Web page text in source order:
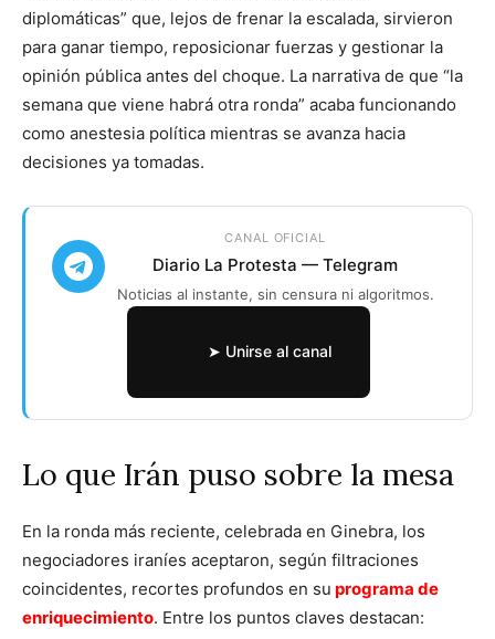
diplomáticas” que, lejos de frenar la escalada, sirvieron
para ganar tiempo, reposicionar fuerzas y gestionar la
opinión pública antes del choque. La narrativa de que “la
semana que viene habrá otra ronda” acaba funcionando
como anestesia política mientras se avanza hacia
decisiones ya tomadas.
CANAL OFICIAL
Diario La Protesta — Telegram
Noticias al instante, sin censura ni algoritmos.
➤ Unirse al canal
Lo que Irán puso sobre la mesa
En la ronda más reciente, celebrada en Ginebra, los
negociadores iraníes aceptaron, según filtraciones
coincidentes, recortes profundos en su programa de
enriquecimiento. Entre los puntos claves destacan: